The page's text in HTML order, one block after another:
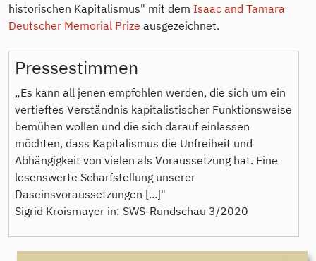
historischen Kapitalismus" mit dem Isaac and Tamara
Deutscher Memorial Prize ausgezeichnet.
Pressestimmen
„Es kann all jenen empfohlen werden, die sich um ein
vertieftes Verständnis kapitalistischer Funktionsweise
bemühen wollen und die sich darauf einlassen
möchten, dass Kapitalismus die Unfreiheit und
Abhängigkeit von vielen als Voraussetzung hat. Eine
lesenswerte Scharfstellung unserer
Daseinsvoraussetzungen [...]"
Sigrid Kroismayer in: SWS-Rundschau 3/2020
9783896911254.jpeg